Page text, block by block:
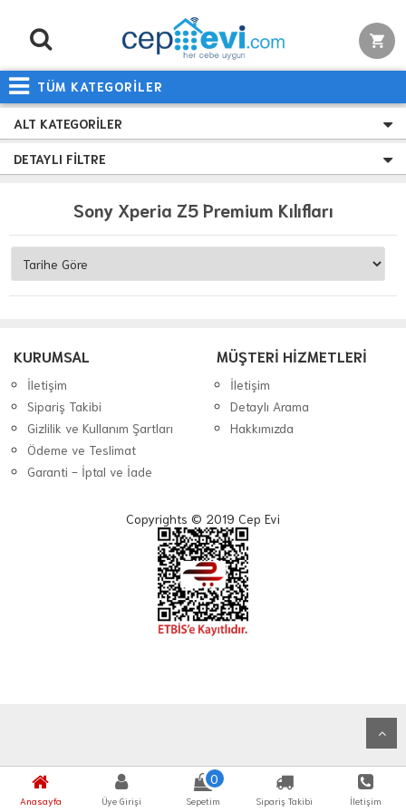
TÜM KATEGORİLER
Anasayfa Üye Girişi
0
Sepetim Sipariş Takibi İletişim
ALT KATEGORILER
DETAYLI FILTRE
Sony Xperia Z5 Premium Kılıfları
KURUMSAL
İletişim
Sipariş Takibi
Gizlilik ve Kullanım Şartları
Ödeme ve Teslimat
Garanti - İptal ve İade
MÜŞTERİ HİZMETLERİ
İletişim
Detaylı Arama
Hakkımızda
Copyrights © 2019 Cep Evi